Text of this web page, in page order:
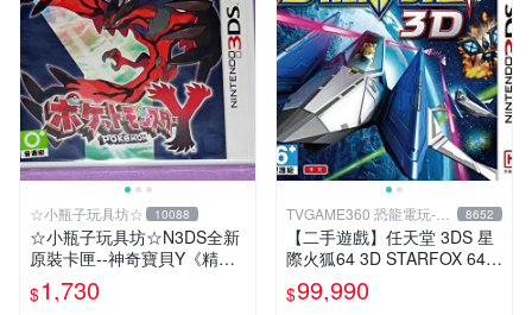
☆小瓶子玩具坊☆ 10088
☆小瓶子玩具坊☆N3DS全新
原裝卡匣--神奇寶貝Y《精靈
寶可夢 Y》(日版) (日規機專
用)
$1,730
TVGAME360 恐龍電玩-台
中店
8652
【二手遊戲】任天堂 3DS 星
際火狐64 3D STARFOX 64
中文版 台版 台灣機專用【台
中恐龍電玩】
$99,990